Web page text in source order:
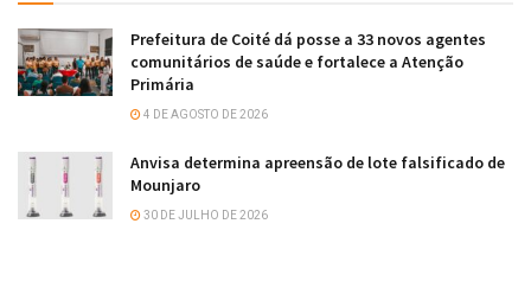
Prefeitura de Coité dá posse a 33 novos agentes
comunitários de saúde e fortalece a Atenção
Primária
4 DE AGOSTO DE 2026
Anvisa determina apreensão de lote falsificado de
Mounjaro
30 DE JULHO DE 2026